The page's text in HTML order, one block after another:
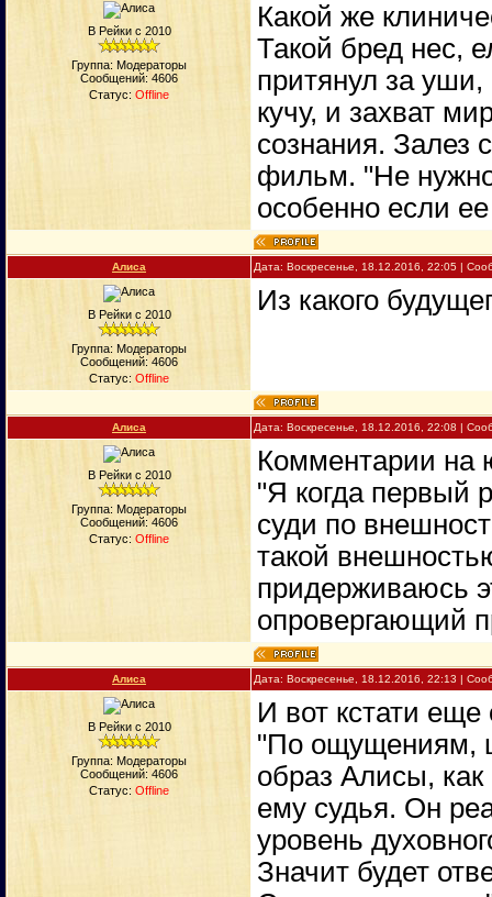
В Рейки с 2010
Группа: Модераторы
Сообщений: 4606
Статус: Offline
Какой же
Такой бред нес,
притянул за
кучу, и захват
сознания. Залез
фильм. "Не нужно
особенно если
Алиса Дата: Воскресенье, 18.12.2016, 22:05 |
В Рейки с 2010
Группа: Модераторы
Сообщений: 4606
Статус: Offline
Из какого
Алиса Дата: Воскресенье, 18.12.2016, 22:08 |
В Рейки с 2010
Группа: Модераторы
Сообщений: 4606
Статус: Offline
Комментарии на
"Я когда первый
суди по
такой
придерживаюсь
опровергающий
Алиса Дата: Воскресенье, 18.12.2016, 22:13 |
В Рейки с 2010
Группа: Модераторы
Сообщений: 4606
Статус: Offline
И вот кстати
"По ощущениям,
образ Алисы, как
ему судья. Он
уровень
Значит будет